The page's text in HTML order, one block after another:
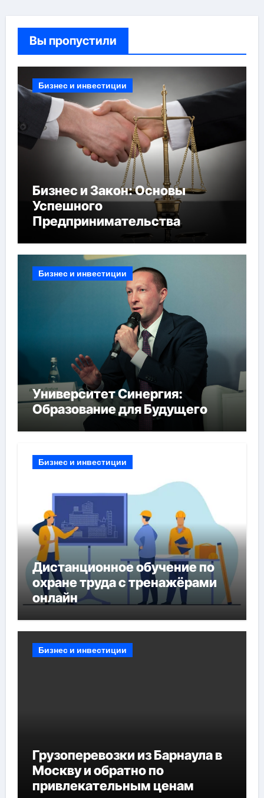
Вы пропустили
Бизнес и инвестиции
Бизнес и Закон: Основы
Успешного
Предпринимательства
Бизнес и инвестиции
Университет Синергия:
Образование для Будущего
Бизнес и инвестиции
Дистанционное обучение по
охране труда с тренажёрами
онлайн
Бизнес и инвестиции
Грузоперевозки из Барнаула в
Москву и обратно по
привлекательным ценам